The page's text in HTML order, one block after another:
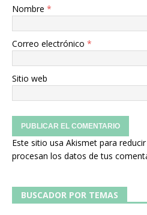
Nombre *
Correo electrónico *
Sitio web
Este sitio usa Akismet para
procesan los datos de tus
BUSCADOR POR TEMAS